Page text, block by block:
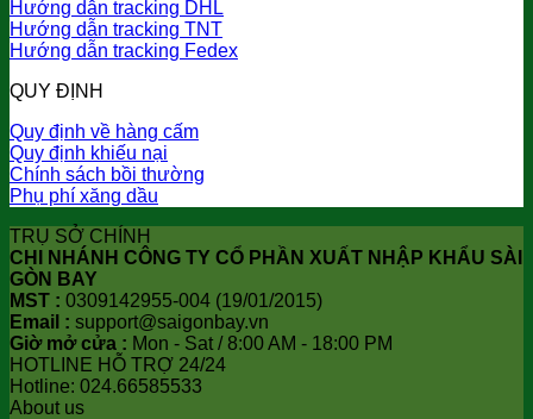
Hướng dẫn tracking DHL
Hướng dẫn tracking TNT
Hướng dẫn tracking Fedex
QUY ĐỊNH
Quy định về hàng cấm
Quy định khiếu nại
Chính sách bồi thường
Phụ phí xăng dầu
TRỤ SỞ CHÍNH
CHI NHÁNH CÔNG TY CỔ PHẦN XUẤT NHẬP KHẨU SÀI
GÒN BAY
MST : 0309142955-004 (19/01/2015)
Email : support@saigonbay.vn
Giờ mở cửa : Mon - Sat / 8:00 AM - 18:00 PM
HOTLINE HỖ TRỢ 24/24
Hotline: 024.66585533
About us